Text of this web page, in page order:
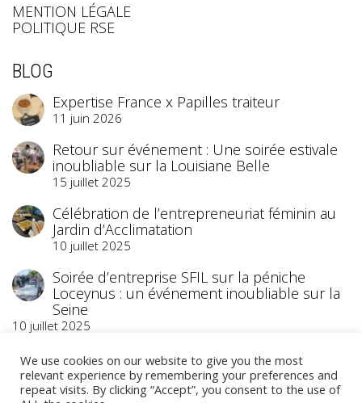
MENTION LÉGALE
POLITIQUE RSE
BLOG
Expertise France x Papilles traiteur
11 juin 2026
Retour sur événement : Une soirée estivale
inoubliable sur la Louisiane Belle
15 juillet 2025
Célébration de l’entrepreneuriat féminin au
Jardin d’Acclimatation
10 juillet 2025
Soirée d’entreprise SFIL sur la péniche
Loceynus : un événement inoubliable sur la
Seine
10 juillet 2025
We use cookies on our website to give you the most
relevant experience by remembering your preferences and
repeat visits. By clicking “Accept”, you consent to the use of